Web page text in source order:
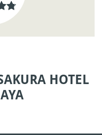
HOTEL